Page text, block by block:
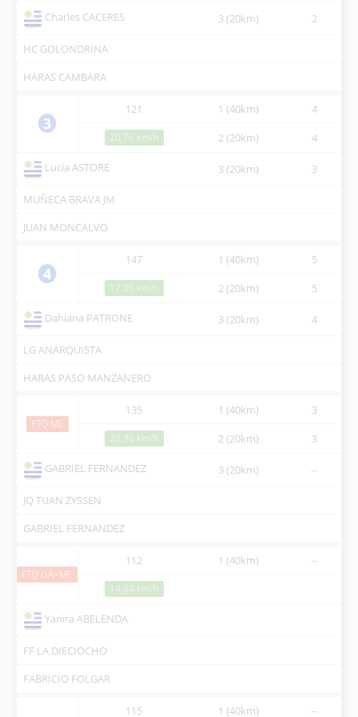
Charles CACERES 3 (20km) 2
HC GOLONDRINA
HARAS CAMBARA
3
121 1 (40km) 4
20,76 km/h 2 (20km) 4
Lucia ASTORE 3 (20km) 3
MUÑECA BRAVA JM
JUAN MONCALVO
4
147 1 (40km) 5
17,06 km/h 2 (20km) 5
Dahiana PATRONE 3 (20km) 4
LG ANARQUISTA
HARAS PASO MANZANERO
FTQ ME
135 1 (40km) 3
22,36 km/h 2 (20km) 3
GABRIEL FERNANDEZ 3 (20km) --
JQ TUAN ZYSSEN
GABRIEL FERNANDEZ
FTQ GA+ME
112 1 (40km) --
14,84 km/h
Yanira ABELENDA
FF LA DIECIOCHO
FABRICIO FOLGAR
115 1 (40km) --